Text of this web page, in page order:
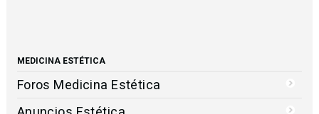
MEDICINA ESTÉTICA
Foros Medicina Estética